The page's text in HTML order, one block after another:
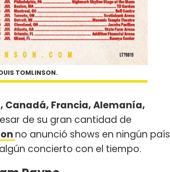
TOMLINSON.
Canadá, Francia, Alemanía,
de su gran cantidad de
no anunció shows en ningún país
concierto con el tiempo.